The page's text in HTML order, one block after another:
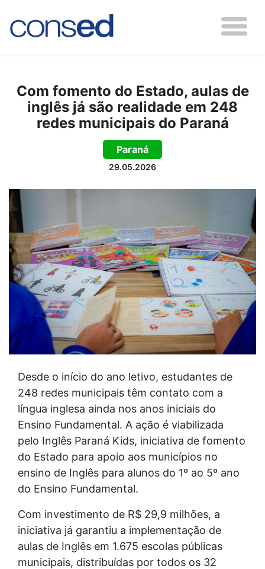
Com fomento do Estado, aulas de
inglês já são realidade em 248
redes municipais do Paraná
Paraná
29.05.2026
Desde o início do ano letivo, estudantes de
248 redes municipais têm contato com a
língua inglesa ainda nos anos iniciais do
Ensino Fundamental. A ação é viabilizada
pelo Inglês Paraná Kids, iniciativa de fomento
do Estado para apoio aos municípios no
ensino de Inglês para alunos do 1º ao 5º ano
do Ensino Fundamental.
Com investimento de R$ 29,9 milhões, a
iniciativa já garantiu a implementação de
aulas de Inglês em 1.675 escolas públicas
municipais, distribuídas por todos os 32